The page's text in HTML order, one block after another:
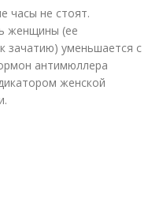
часы не стоят.
женщины (ее
зачатию) уменьшается с
антимюллера
женской